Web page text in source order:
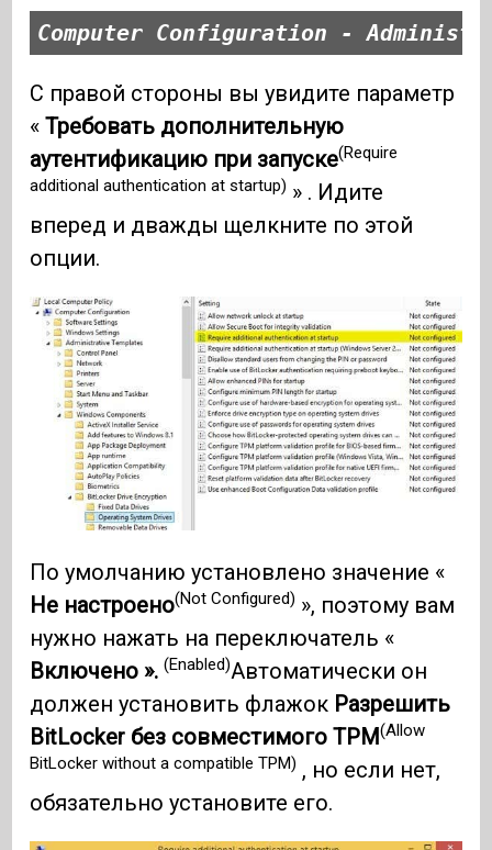
Computer Configuration -
С правой стороны вы увидите параметр
«Требовать дополнительную
аутентификацию при запуске(Require
additional authentication at startup) » . Идите
вперед и дважды щелкните по этой
опции.
По умолчанию установлено значение «
Не настроено(Not Configured) », поэтому вам
нужно нажать на переключатель «
Включено ».(Enabled)Автоматически он
должен установить флажок Разрешить
BitLocker без совместимого TPM(Allow
BitLocker without a compatible TPM) , но если нет,
обязательно установите его.